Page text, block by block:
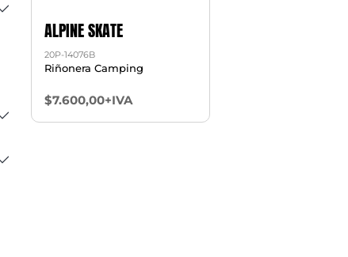
ALPINE SKATE
20P-14076B
Riñonera Camping
$7.600,00+IVA